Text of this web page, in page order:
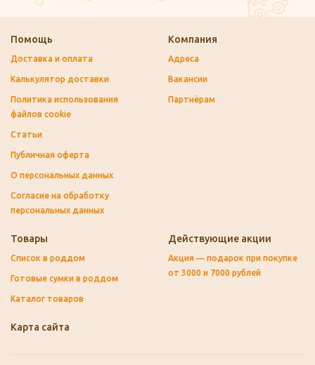
Помощь
Доставка и оплата
Калькулятор доставки
Политика использования
файлов cookie
Статьи
Публичная оферта
О персональных данных
Согласие на обработку
персональных данных
Компания
Адреса
Вакансии
Партнёрам
Товары
Список в роддом
Готовые сумки в роддом
Каталог товаров
Действующие акции
Акция — подарок при покупке
от 3000 и 7000 рублей
Карта сайта